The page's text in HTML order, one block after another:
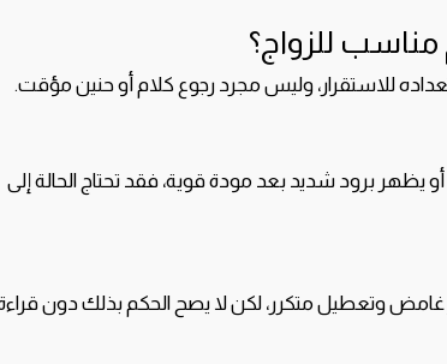
للزواج؟
للاستقرار، وليس مجرد رجوع كلام أو حنين مؤقت.
أو يظهر برود شديد بعد مودة قوية، فقد تحتاج الحالة إلى
غامض وتعطيل متكرر، لكن لا يصح الحكم بذلك دون